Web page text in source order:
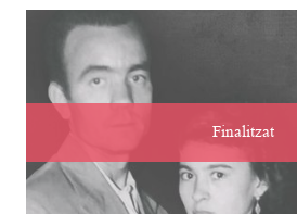
Finalitzat